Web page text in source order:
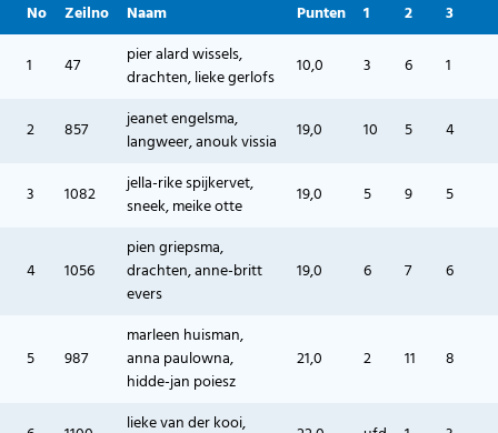
No Zeilno Naam Punten 1 2 3
1 47
pier alard wissels,
drachten, lieke gerlofs
10,0 3 6 1
2 857
jeanet engelsma,
langweer, anouk vissia
19,0 10 5 4
3 1082
jella-rike spijkervet,
sneek, meike otte
19,0 5 9 5
4 1056
pien griepsma,
drachten, anne-britt
evers
19,0 6 7 6
5 987
marleen huisman,
anna paulowna,
hidde-jan poiesz
21,0 2 11 8
lieke van der kooi,